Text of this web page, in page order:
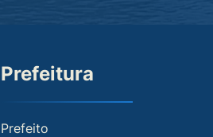
Prefeitura
Prefeito